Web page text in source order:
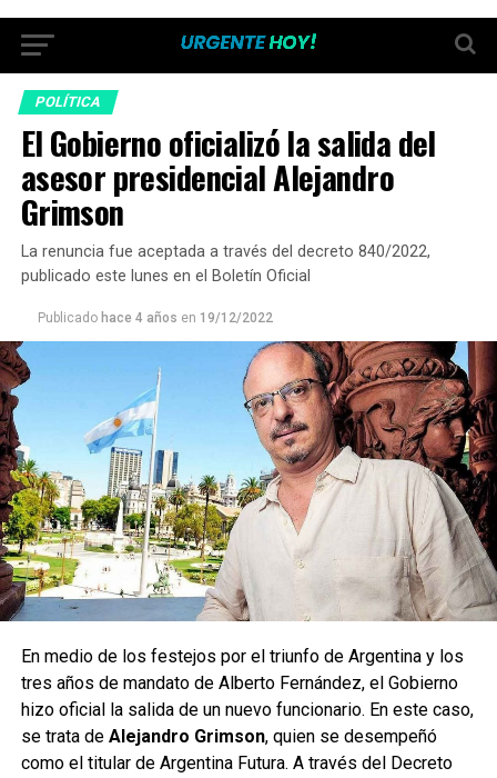
POLÍTICA
El Gobierno oficializó la salida del
asesor presidencial Alejandro
Grimson
La renuncia fue aceptada a través del decreto 840/2022,
publicado este lunes en el Boletín Oficial
Publicado hace 4 años en 19/12/2022
En medio de los festejos por el triunfo de Argentina y los
tres años de mandato de Alberto Fernández, el Gobierno
hizo oficial la salida de un nuevo funcionario. En este caso,
se trata de Alejandro Grimson, quien se desempeñó
como el titular de Argentina Futura. A través del Decreto